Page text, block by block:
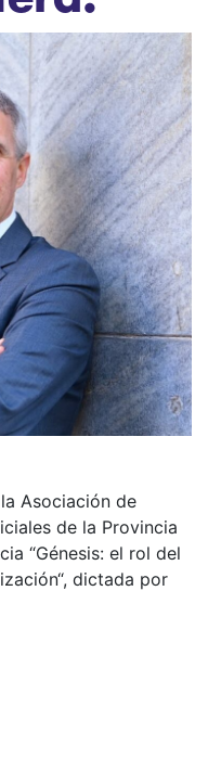
Asociación de
de la Provincia
“Génesis: el rol del
dictada por